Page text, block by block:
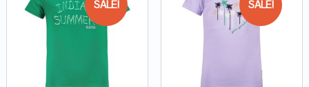
SALE! SALE!